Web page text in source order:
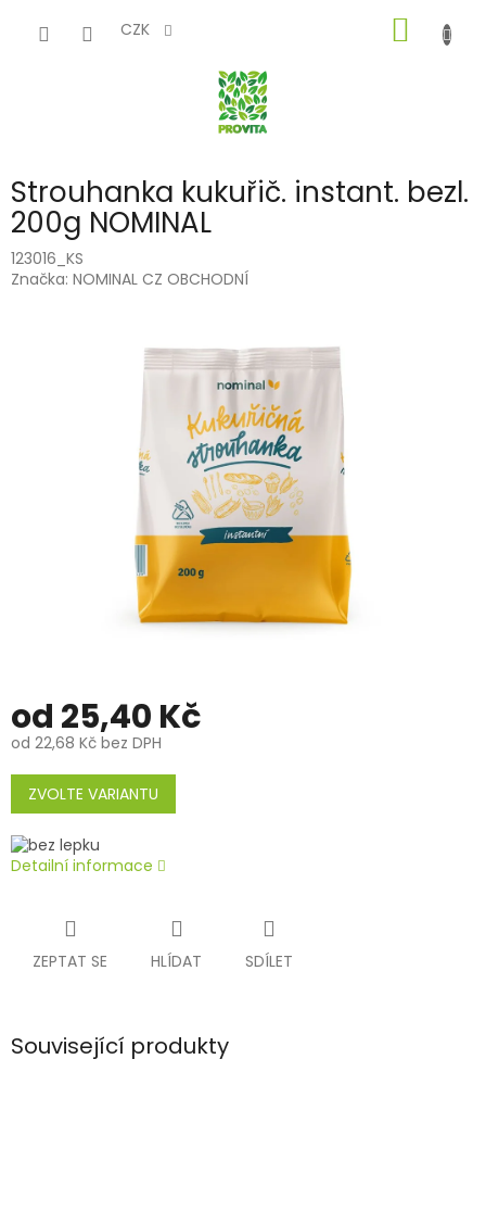
CZK
KOŠÍK
Strouhanka kukuřič. instant. bezl.
200g NOMINAL
123016_KS
Značka: NOMINAL CZ OBCHODNÍ
od 25,40 Kč
od 22,68 Kč bez DPH
Měrná
cena:
ZVOLTE VARIANTU
Detailní informace
ZEPTAT SE HLÍDAT SDÍLET
Související produkty